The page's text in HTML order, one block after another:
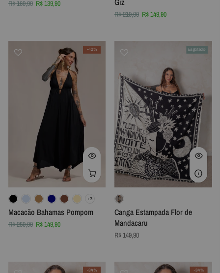
R$ 169,90 R$ 139,90
R$ 219,90 R$ 149,90
-42%
Macacão Bahamas Pompom
R$ 259,90 R$ 149,90
Esgotado
Canga Estampada Flor de
Mandacaru
R$ 149,90
-34%
-34%